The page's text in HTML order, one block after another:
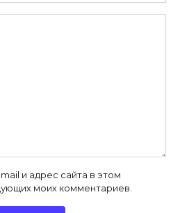
и адрес сайта в этом
моих комментариев.